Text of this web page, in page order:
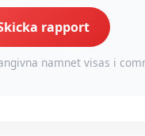
rapport
namnet visas i